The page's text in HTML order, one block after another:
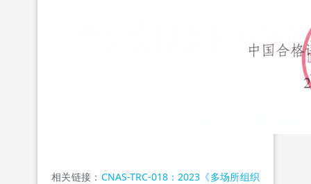
相关链接： CNAS-TRC-018：2023《多场所组织